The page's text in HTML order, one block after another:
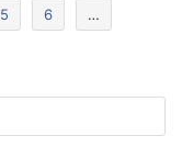
5 6
…